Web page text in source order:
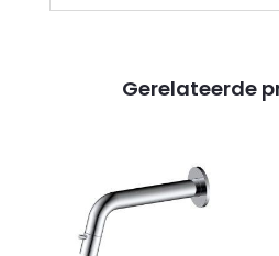
Gerelateerde